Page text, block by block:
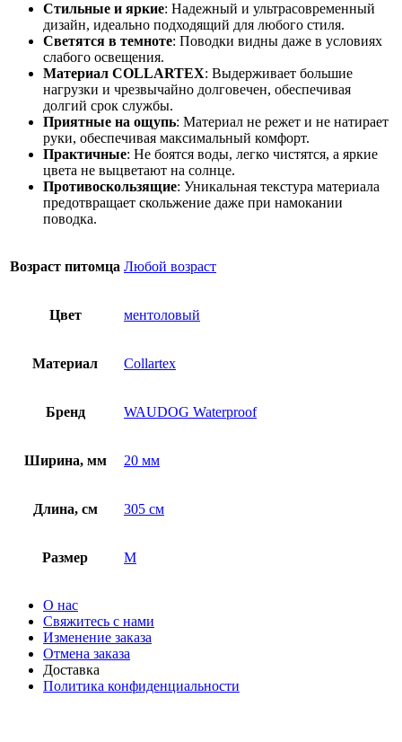
Стильные и яркие: Надежный и ультрасовременный
дизайн, идеально подходящий для любого стиля.
Светятся в темноте: Поводки видны даже в условиях
слабого освещения.
Материал COLLARTEX: Выдерживает большие
нагрузки и чрезвычайно долговечен, обеспечивая
долгий срок службы.
Приятные на ощупь: Материал не режет и не натирает
руки, обеспечивая максимальный комфорт.
Практичные: Не боятся воды, легко чистятся, а яркие
цвета не выцветают на солнце.
Противоскользящие: Уникальная текстура материала
предотвращает скольжение даже при намокании
поводка.
Возраст питомца Любой возраст
Цвет ментоловый
Материал Collartex
Бренд WAUDOG Waterproof
Ширина, мм 20 мм
Длина, см 305 см
Размер М
О нас
Свяжитесь с нами
Изменение заказа
Отмена заказа
Доставка
Политика конфиденциальности